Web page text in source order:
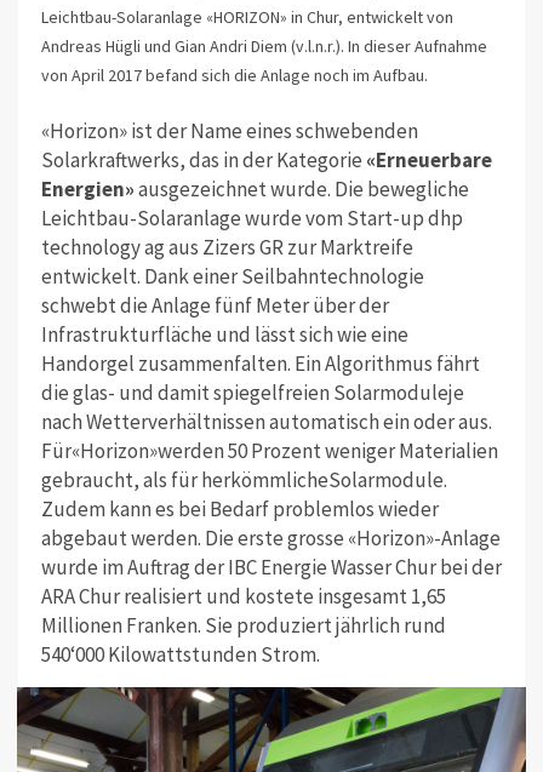
Leichtbau-Solaranlage «HORIZON» in Chur, entwickelt von
Andreas Hügli und Gian Andri Diem (v.l.n.r.). In dieser Aufnahme
von April 2017 befand sich die Anlage noch im Aufbau.
«Horizon» ist der Name eines schwebenden
Solarkraftwerks, das in der Kategorie «Erneuerbare
Energien»ausgezeichnet wurde. Die bewegliche
Leichtbau-Solaranlage wurde vom Start-up dhp
technology ag aus Zizers GR zur Marktreife
entwickelt. Dank einer Seilbahntechnologie
schwebt die Anlage fünf Meter über der
Infrastrukturfläche und lässt sich wie eine
Handorgel zusammenfalten. Ein Algorithmus fährt
die glas- und damit spiegelfreien Solarmoduleje
nach Wetterverhältnissen automatisch ein oder aus.
Für«Horizon»werden 50 Prozent weniger Materialien
gebraucht, als für herkömmlicheSolarmodule.
Zudem kann es bei Bedarf problemlos wieder
abgebaut werden. Die erste grosse «Horizon»-Anlage
wurde im Auftrag der IBC Energie Wasser Chur bei der
ARA Chur realisiert und kostete insgesamt 1,65
Millionen Franken. Sie produziert jährlich rund
540‘000 Kilowattstunden Strom.